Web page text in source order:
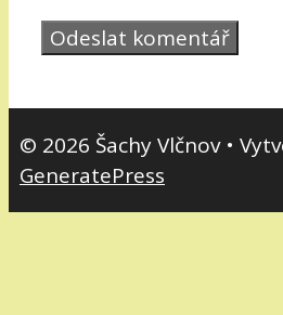
© 2026 Šachy Vlčnov•
GeneratePress